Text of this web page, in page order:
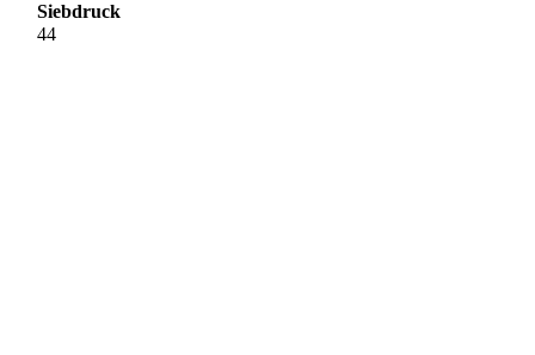
Siebdruck
44